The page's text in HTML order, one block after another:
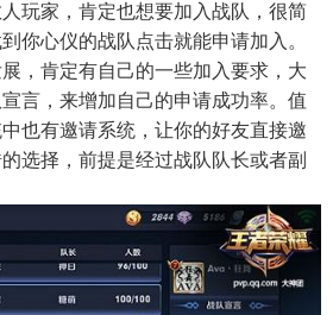
玩家，肯定也想要加入战队，很简
你心仪的战队点击就能申请加入。
，肯定有自己的一些加入要求，大
言，来增加自己的申请成功率。值
也有邀请系统，让你的好友直接邀
选择，前提是经过战队队长或者副